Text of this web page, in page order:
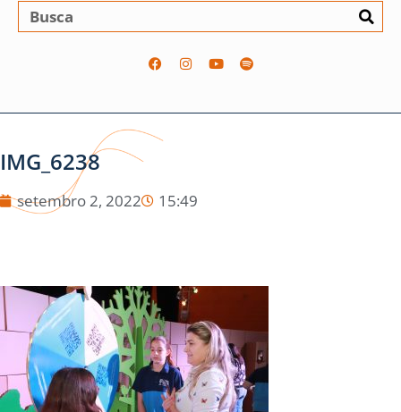
IMG_6238
setembro 2, 2022 15:49